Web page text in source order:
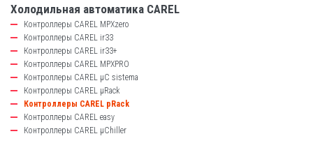
Холодильная автоматика CAREL
Контроллеры CAREL MPXzero
Контроллеры CAREL ir33
Контроллеры CAREL ir33+
Контроллеры CAREL MPXPRO
Контроллеры CAREL µC sistema
Контроллеры CAREL µRack
Контроллеры CAREL pRack
Контроллеры CAREL easy
Контроллеры CAREL µChiller